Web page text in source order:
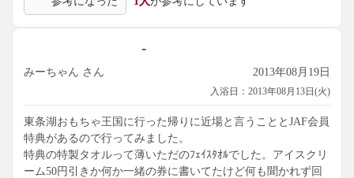
-
みーちゃん さん 2013年08月19日
入浴日：2013年08月13日(火)
東条湖おもちゃ王国に行った帰りに近場と言うこととJAF会員
特典があるので行ってみました。
特典の特製タオルって薄いただのﾌｪｲｽﾀｵﾙでした。アイスクリ
ーム50円引きか何か一緒の券に書いてたけど何も聞かれず回